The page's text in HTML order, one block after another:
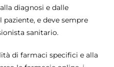
diagnosi e dalle
e deve sempre
sanitario.
di farmaci specifici e alla